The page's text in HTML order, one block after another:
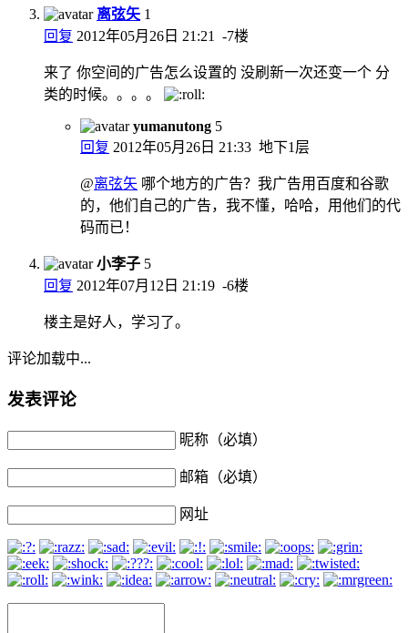
离弦矢 1
回复 2012年05月26日 21:21 -7楼
来了 你空间的广告怎么设置的 没刷新一次还变一个 分
类的时候。。。。
yumanutong 5
回复 2012年05月26日 21:33 地下1层
@离弦矢 哪个地方的广告？我广告用百度和谷歌
的，他们自己的广告，我不懂，哈哈，用他们的代
码而已！
小李子 5
回复 2012年07月12日 21:19 -6楼
楼主是好人，学习了。
评论加载中...
发表评论
昵称（必填）
邮箱（必填）
网址